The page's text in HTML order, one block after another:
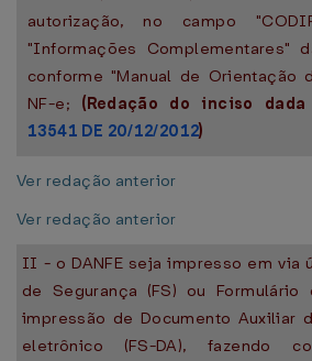
autorização, no campo
"Informações Complementares"
conforme "Manual de Orientação
NF-e; (Redação do inciso
13541 DE 20/12/2012)
Ver redação anterior
Ver redação anterior
II - o DANFE seja impresso em via
de Segurança (FS) ou Formulário
impressão de Documento Auxiliar
eletrônico (FS-DA), fazendo